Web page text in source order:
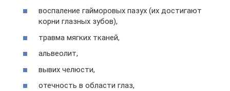
воспаление гайморовых пазух (их достигают
корни глазных зубов),
травма мягких тканей,
альвеолит,
вывих челюсти,
отечность в области глаз,